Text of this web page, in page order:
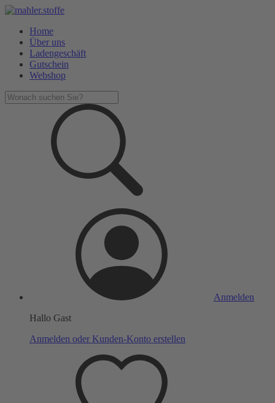
Home
Über uns
Ladengeschäft
Gutschein
Webshop
Anmelden
Hallo Gast
Anmelden oder Kunden-Konto erstellen